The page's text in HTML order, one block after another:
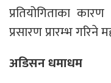
प्रतियोगिताका
प्रसारण प्रारम्भ
अडिसन धमाधम